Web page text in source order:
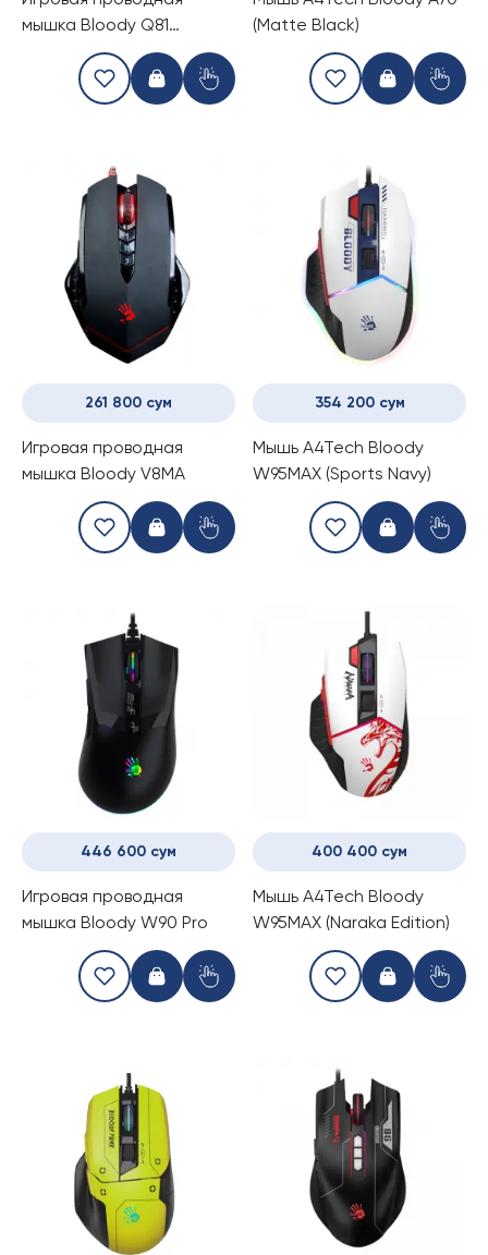
мышка Bloody Q81
(Matte Black)
261 800 сум
Игровая проводная
мышка Bloody V8MA
354 200 сум
Мышь A4Tech Bloody
W95MAX (Sports Navy)
446 600 сум
Игровая проводная
мышка Bloody W90 Pro
400 400 сум
Мышь A4Tech Bloody
W95MAX (Naraka Edition)